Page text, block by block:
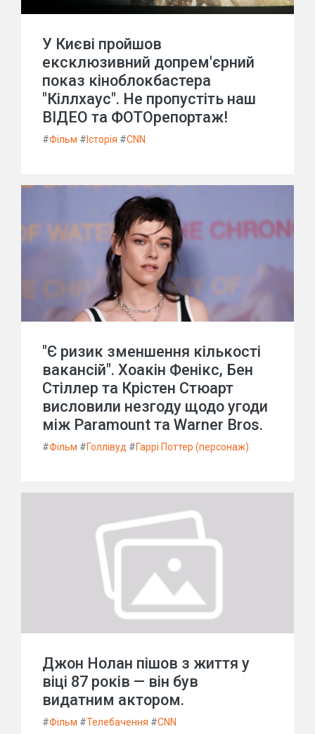
У Києві пройшов
ексклюзивний допрем'єрний
показ кіноблокбастера
"Кіллхаус". Не пропустіть наш
ВІДЕО та ФОТОрепортаж!
#Фільм # Історія #CNN
"Є ризик зменшення кількості
вакансій". Хоакін Фенікс, Бен
Стіллер та Крістен Стюарт
висловили незгоду щодо угоди
між Paramount та Warner Bros.
#Фільм #Голлівуд #Гаррі Поттер (персонаж)
Джон Нолан пішов з життя у
віці 87 років — він був
видатним актором.
#Фільм #Телебачення #CNN